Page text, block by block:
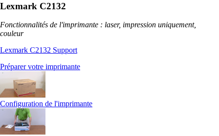
Lexmark C2132
Fonctionnalités de l'imprimante : laser, impression uniquement,
couleur
Lexmark C2132 Support
Préparer votre imprimante
Configuration de l'imprimante